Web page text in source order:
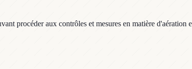
procéder aux contrôles et mesures en matière